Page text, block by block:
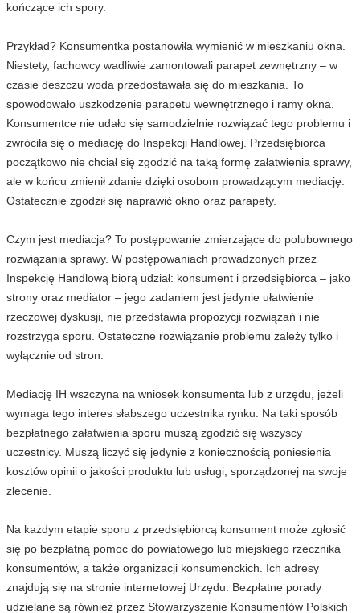
kończące ich spory.
Przykład? Konsumentka postanowiła wymienić w mieszkaniu okna.
Niestety, fachowcy wadliwie zamontowali parapet zewnętrzny – w
czasie deszczu woda przedostawała się do mieszkania. To
spowodowało uszkodzenie parapetu wewnętrznego i ramy okna.
Konsumentce nie udało się samodzielnie rozwiązać tego problemu i
zwróciła się o mediację do Inspekcji Handlowej. Przedsiębiorca
początkowo nie chciał się zgodzić na taką formę załatwienia sprawy,
ale w końcu zmienił zdanie dzięki osobom prowadzącym mediację.
Ostatecznie zgodził się naprawić okno oraz parapety.
Czym jest mediacja? To postępowanie zmierzające do polubownego
rozwiązania sprawy. W postępowaniach prowadzonych przez
Inspekcję Handlową biorą udział: konsument i przedsiębiorca – jako
strony oraz mediator – jego zadaniem jest jedynie ułatwienie
rzeczowej dyskusji, nie przedstawia propozycji rozwiązań i nie
rozstrzyga sporu. Ostateczne rozwiązanie problemu zależy tylko i
wyłącznie od stron.
Mediację IH wszczyna na wniosek konsumenta lub z urzędu, jeżeli
wymaga tego interes słabszego uczestnika rynku. Na taki sposób
bezpłatnego załatwienia sporu muszą zgodzić się wszyscy
uczestnicy. Muszą liczyć się jedynie z koniecznością poniesienia
kosztów opinii o jakości produktu lub usługi, sporządzonej na swoje
zlecenie.
Na każdym etapie sporu z przedsiębiorcą konsument może zgłosić
się po bezpłatną pomoc do powiatowego lub miejskiego rzecznika
konsumentów, a także organizacji konsumenckich. Ich adresy
znajdują się na stronie internetowej Urzędu. Bezpłatne porady
udzielane są również przez Stowarzyszenie Konsumentów Polskich